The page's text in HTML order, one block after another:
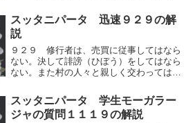
っているとも思わない。かれには煩悩（ぼ
んのう）の燃え盛（さか）ることがない。
人間的思考の...
スッタニパータ 迅速９２９の解
説
９２９ 修行者は、売買に従事してはなら
ない。決して誹謗（ひぼう）をしてはなら
ない。また村の人々と親しく交わってはな
ならない。修行者は、人間的思考の運動
（快⇔不快）がもたらす売買に従事しては
ならない。自ら...
スッタニパータ 学生モーガラー
ジャの質問１１１９の解説